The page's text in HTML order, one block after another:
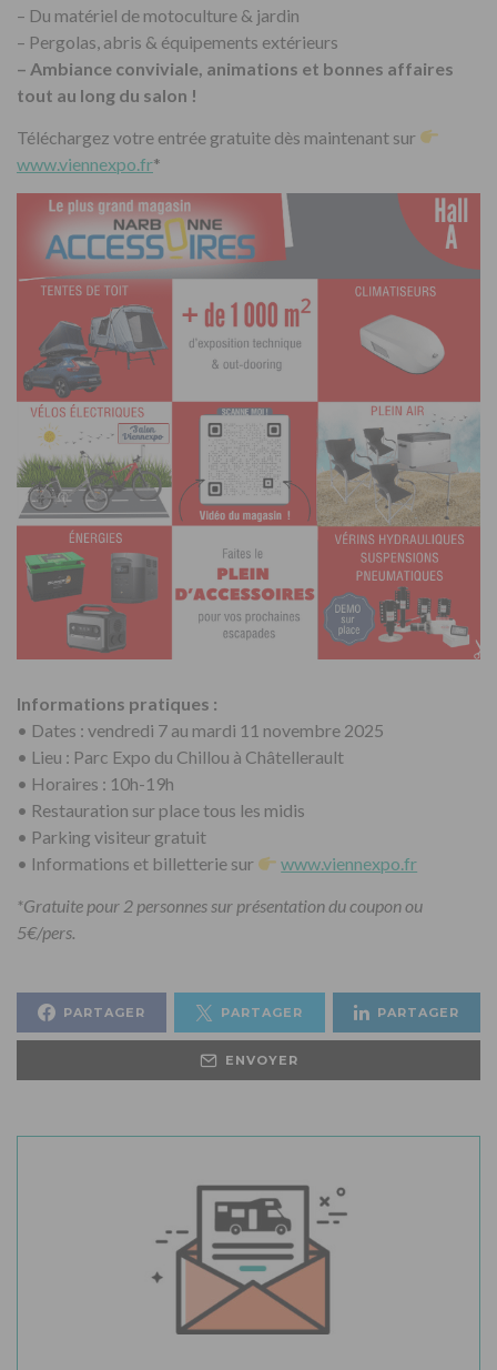
– Du matériel de motoculture & jardin
– Pergolas, abris & équipements extérieurs
– Ambiance conviviale, animations et bonnes affaires
tout au long du salon !
Téléchargez votre entrée gratuite dès maintenant sur
www.viennexpo.fr*
Informations pratiques :
• Dates : vendredi 7 au mardi 11 novembre 2025
• Lieu : Parc Expo du Chillou à Châtellerault
• Horaires : 10h-19h
• Restauration sur place tous les midis
• Parking visiteur gratuit
• Informations et billetterie sur
www.viennexpo.fr
*Gratuite pour 2 personnes sur présentation du coupon ou
5€/pers.
PARTAGER PARTAGER PARTAGER
ENVOYER